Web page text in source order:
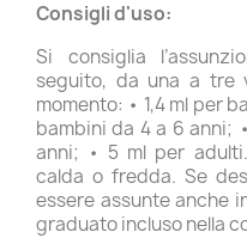
Consigli d'uso:
Si consiglia
seguito, da una a tre
momento: • 1,4 ml per
bambini da 4 a 6 anni;
anni; • 5 ml per
calda o fredda. Se
essere assunte anche
graduato incluso nella